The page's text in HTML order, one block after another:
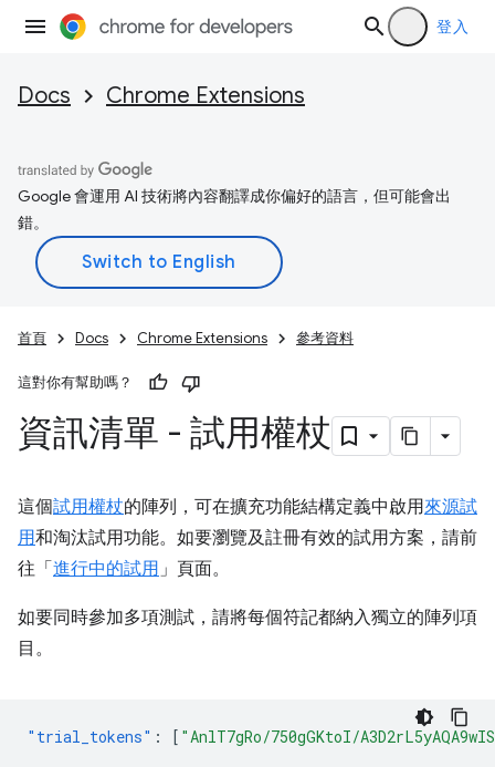
登入
Docs Chrome Extensions
Google 會運用 AI 技術將內容翻譯成你偏好的語言，但可能會出
錯。
首頁 Docs Chrome Extensions 參考資料
這對你有幫助嗎？
資訊清單 - 試用權杖
這個試用權杖的陣列，可在擴充功能結構定義中啟用來源試
用和淘汰試用功能。如要瀏覽及註冊有效的試用方案，請前
往「 進行中的試用」頁面。
如要同時參加多項測試，請將每個符記都納入獨立的陣列項
目。
"trial_tokens" : [ "AnlT7gRo/750gGKtoI/